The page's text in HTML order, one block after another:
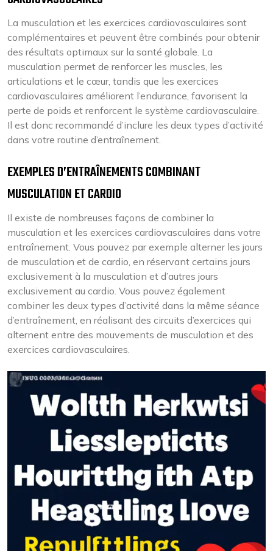
La musculation et les exercices cardiovasculaires sont
complémentaires et peuvent être combinés pour obtenir
des résultats optimaux sur la santé globale. La
musculation permet de renforcer les muscles, les
articulations et le cœur, tandis que les exercices
cardiovasculaires améliorent l’endurance, favorisent la
perte de poids et renforcent le système cardiovasculaire.
Il est donc recommandé d’inclure les deux types d’activité
dans votre routine d’entraînement.
EXEMPLES D’ENTRAÎNEMENTS COMBINANT
MUSCULATION ET CARDIO
Il existe de nombreuses façons de combiner la
musculation et les exercices cardiovasculaires dans votre
entraînement. Vous pouvez par exemple alterner les jours
de musculation et de cardio, en réservant certains jours
exclusivement à la musculation et d’autres jours
exclusivement au cardio. Vous pouvez également
combiner les deux types d’activité dans la même séance
d’entraînement, en réalisant des circuits d’exercices qui
alternent entre des mouvements de musculation et des
exercices cardiovasculaires.